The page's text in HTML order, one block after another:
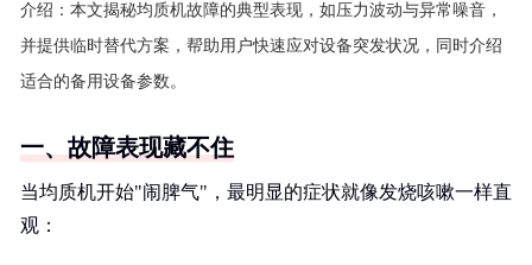
介绍： 本文揭秘均质机故障的典型表现，如压力波动与异常噪音，
并提供临时替代方案，帮助用户快速应对设备突发状况，同时介绍
适合的备用设备参数。
一、故障表现藏不住
当均质机开始"闹脾气"，最明显的症状就像发烧咳嗽一样直
观：